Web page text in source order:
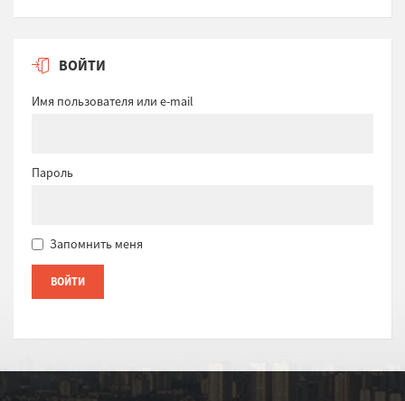
ВОЙТИ
Имя пользователя или e-mail
Пароль
Запомнить меня